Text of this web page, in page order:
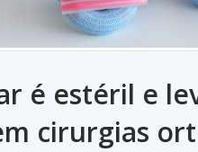
é estéril e
cirurgias